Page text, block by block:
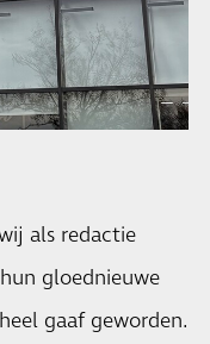
als redactie
gloednieuwe
gaaf geworden.